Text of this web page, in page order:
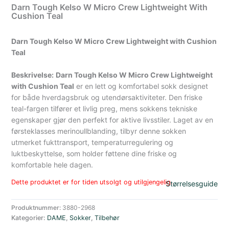
Darn Tough Kelso W Micro Crew Lightweight With
Cushion Teal
Darn Tough Kelso W Micro Crew Lightweight with Cushion
Teal
Beskrivelse: Darn Tough Kelso W Micro Crew Lightweight
with Cushion Teal er en lett og komfortabel sokk designet
for både hverdagsbruk og utendørsaktiviteter. Den friske
teal-fargen tilfører et livlig preg, mens sokkens tekniske
egenskaper gjør den perfekt for aktive livsstiler. Laget av en
førsteklasses merinoullblanding, tilbyr denne sokken
utmerket fukttransport, temperaturregulering og
luktbeskyttelse, som holder føttene dine friske og
komfortable hele dagen.
Størrelsesguide
Dette produktet er for tiden utsolgt og utilgjengelig.
Produktnummer: 3880-2968
Kategorier: DAME, Sokker,Tilbehør